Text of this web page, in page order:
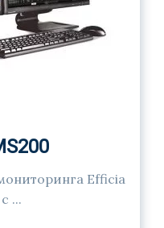
Efficia
...